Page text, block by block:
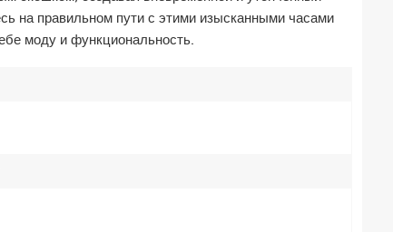
на правильном пути с этими изысканными часами
моду и функциональность.